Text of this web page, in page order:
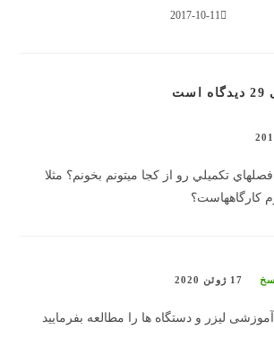
2017-10-11
تكميلي رو از كجا ميتونم بخونم؟ مثلا
كارگاههاست؟
17 ژوئن 2020
لیزر و دستگاه ها را مطالعه بفرمایید